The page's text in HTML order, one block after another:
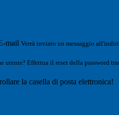
mail Verrà inviato un messaggio
utente? Effettua il reset della password
la casella di posta elettronica!